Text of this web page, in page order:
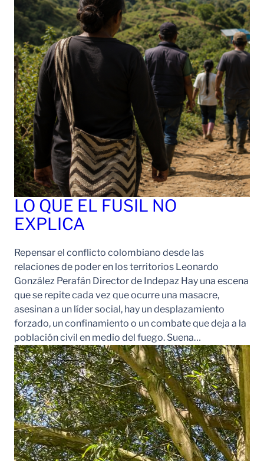
LO QUE EL FUSIL NO
EXPLICA
Repensar el conflicto colombiano desde las
relaciones de poder en los territorios Leonardo
González Perafán Director de Indepaz Hay una escena
que se repite cada vez que ocurre una masacre,
asesinan a un líder social, hay un desplazamiento
forzado, un confinamiento o un combate que deja a la
población civil en medio del fuego. Suena…